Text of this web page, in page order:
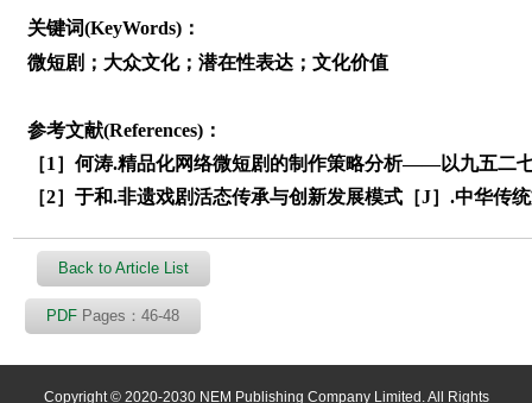
关键词(KeyWords)：
微短剧；大众文化；潜在性表达；文化价值
参考文献(References)：
［1］何涛.精品化网络微短剧的制作策略分析——以九五二
［2］于和.非遗戏剧活态传承与创新发展模式［J］.中华传
Back to Article List
PDF Pages：46-48
Copyright © 2020-2030 NEM Publishing Company Limited. All Rights